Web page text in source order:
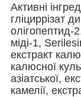
Активні
гліциррізат
олігопептид-
міді-1,
екстракт
калюсної
азіатської,
камелії,